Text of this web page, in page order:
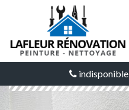
indisponible